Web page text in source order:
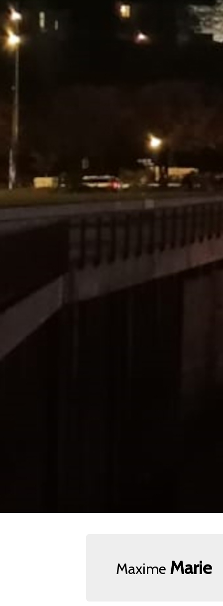
Maxime Marie